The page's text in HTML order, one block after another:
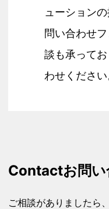
ューション
問い合わせ
談も承って
わせください
Contactお問
ご相談がありましたら